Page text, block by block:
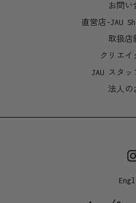
オーストラリア・シドニー
サイズ
お問い
直営店-JAU
取扱店
クリエイ
JAU スタッ
法人の